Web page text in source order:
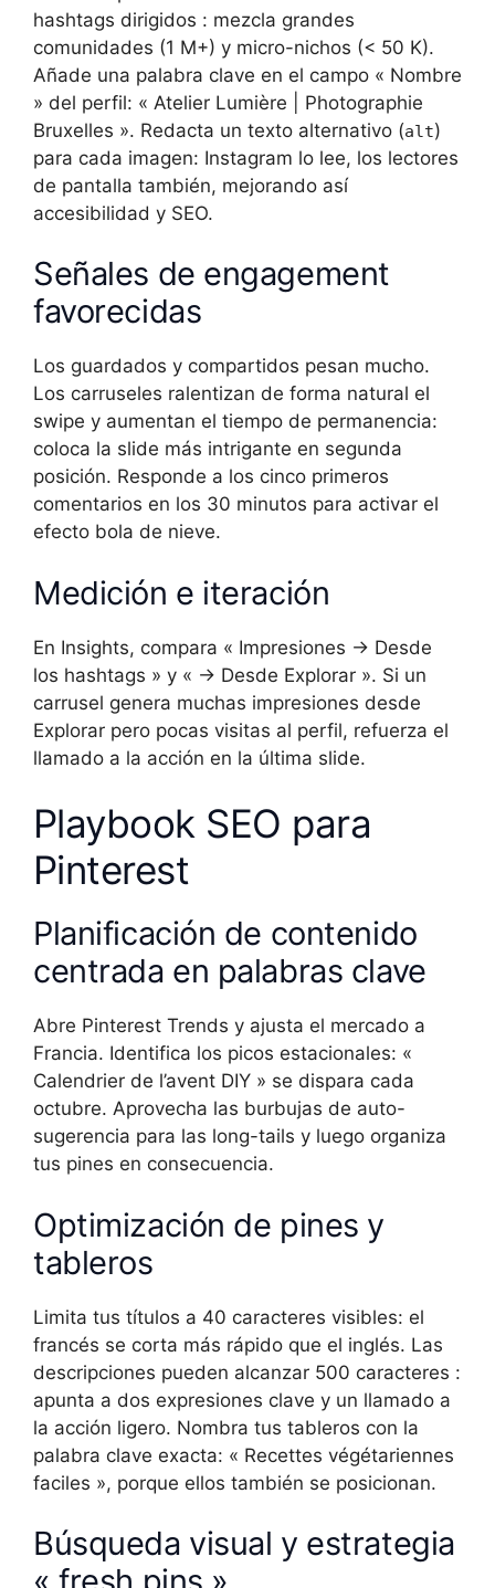
hashtags dirigidos : mezcla grandes
comunidades (1 M+) y micro-nichos (< 50 K).
Añade una palabra clave en el campo « Nombre
» del perfil: « Atelier Lumière | Photographie
Bruxelles ». Redacta un texto alternativo (alt)
para cada imagen: Instagram lo lee, los lectores
de pantalla también, mejorando así
accesibilidad y SEO.
Señales de engagement
favorecidas
Los guardados y compartidos pesan mucho.
Los carruseles ralentizan de forma natural el
swipe y aumentan el tiempo de permanencia:
coloca la slide más intrigante en segunda
posición. Responde a los cinco primeros
comentarios en los 30 minutos para activar el
efecto bola de nieve.
Medición e iteración
En Insights, compara « Impresiones → Desde
los hashtags » y « → Desde Explorar ». Si un
carrusel genera muchas impresiones desde
Explorar pero pocas visitas al perfil, refuerza el
llamado a la acción en la última slide.
Playbook SEO para
Pinterest
Planificación de contenido
centrada en palabras clave
Abre Pinterest Trends y ajusta el mercado a
Francia. Identifica los picos estacionales: «
Calendrier de l’avent DIY » se dispara cada
octubre. Aprovecha las burbujas de auto-
sugerencia para las long-tails y luego organiza
tus pines en consecuencia.
Optimización de pines y
tableros
Limita tus títulos a 40 caracteres visibles: el
francés se corta más rápido que el inglés. Las
descripciones pueden alcanzar 500 caracteres :
apunta a dos expresiones clave y un llamado a
la acción ligero. Nombra tus tableros con la
palabra clave exacta: « Recettes végétariennes
faciles », porque ellos también se posicionan.
Búsqueda visual y estrategia